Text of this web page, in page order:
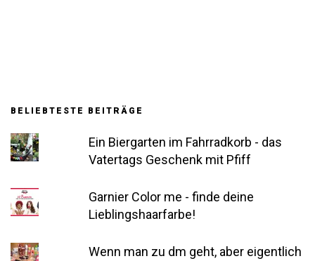
BELIEBTESTE BEITRÄGE
Ein Biergarten im Fahrradkorb - das
Vatertags Geschenk mit Pfiff
Garnier Color me - finde deine
Lieblingshaarfarbe!
Wenn man zu dm geht, aber eigentlich